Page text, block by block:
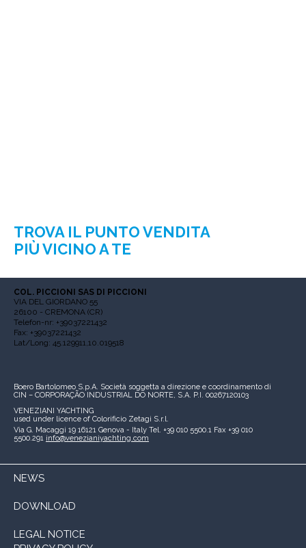
TROVA IL PUNTO VENDITA
PIÙ VICINO A TE
COL. PICCIONI SAS DI PICCIONI
VIA DEL GIORDANO 55
26100 - CREMONA (CR)
Telefon-nr: +39037221432
Fax: +39037221432
Lat/Long: 45.129911,10.019518
Boero Bartolomeo S.p.A. Società soggetta a direzione e coordinamento di
CIN – CORPORAÇÃO INDUSTRIAL DO NORTE, S.A. P.I. 00267120103
VENEZIANI YACHTING
used under licence of Colorificio Zetagi S.r.l.
Via G. Macaggi 19 16121 Genova - Italy Tel. +39 010 5500.1 Fax +39 010
5500.291 info@venezianiyachting.com
NEWS
DOWNLOAD
LEGAL NOTICE